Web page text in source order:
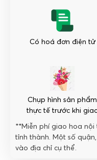
lượng
Có hoá đơn điện tử
Chụp hình sản phẩm
thực tế trước khi
**Miễn phí giao hoa
tỉnh thành. Một số
vào địa chỉ cụ thể.